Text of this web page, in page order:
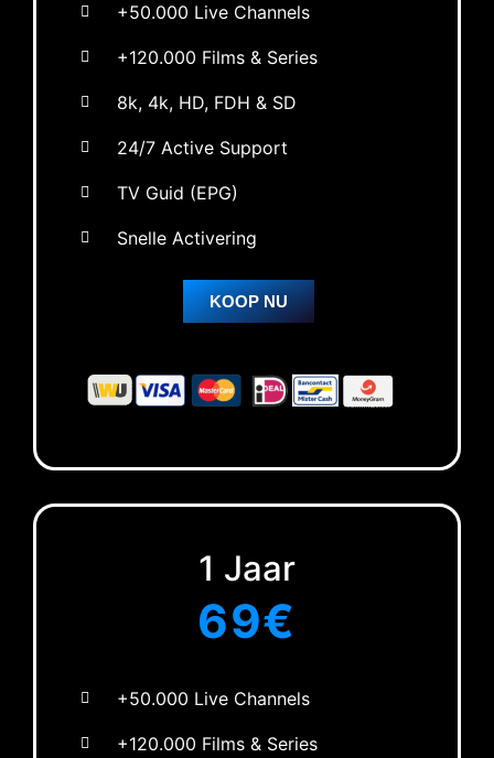
+50.000 Live Channels
+120.000 Films & Series
8k, 4k, HD, FDH & SD
24/7 Active Support
TV Guid (EPG)
Snelle Activering
KOOP NU
1 Jaar
69€
+50.000 Live Channels
+120.000 Films & Series